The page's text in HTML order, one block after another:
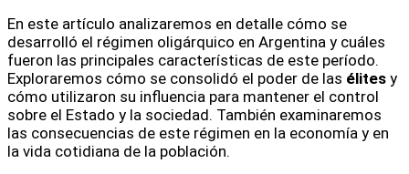
En este artículo analizaremos en detalle cómo se
desarrolló el régimen oligárquico en Argentina y cuáles
fueron las principales características de este período.
Exploraremos cómo se consolidó el poder de las élites y
cómo utilizaron su influencia para mantener el control
sobre el Estado y la sociedad. También examinaremos
las consecuencias de este régimen en la economía y en
la vida cotidiana de la población.